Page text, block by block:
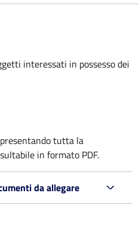
interessati in possesso dei
tutta la
in formato PDF.
da allegare